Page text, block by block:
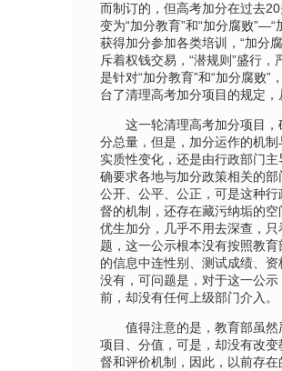
而制订的，但高考加分在过去
变为“加分教育”和“加分腐败”—“
获得加分参加各类培训，“加分
斥着权钱交易，“潜规则”盛行
是针对“加分教育”和“加分腐败”
台了清理高考加分项目的规定，
这一轮清理高考加分项目，
分总量，但是，加分运作的机
实质性变化，还是由行政部门
确要求各地与加分政策相关的
公开、公平、公正，可是这种
督的机制，还存在藏污纳垢的
优生加分，几乎不用去深查，
题，这一公示根本没有按照教
的信息中连性别、测试成绩、
没有，可问题是，对于这一公
前，却没有任何上级部门介入。
值得注意的是，教育部虽然
项目、分值，可是，却没有改
督和评价机制，因此，以前存